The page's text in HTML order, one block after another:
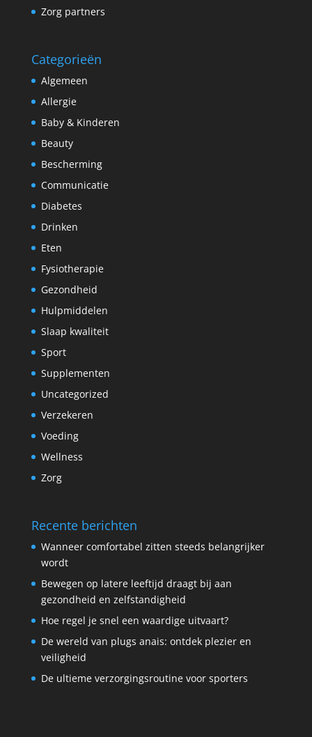
Zorg partners
Categorieën
Algemeen
Allergie
Baby & Kinderen
Beauty
Bescherming
Communicatie
Diabetes
Drinken
Eten
Fysiotherapie
Gezondheid
Hulpmiddelen
Slaap kwaliteit
Sport
Supplementen
Uncategorized
Verzekeren
Voeding
Wellness
Zorg
Recente berichten
Wanneer comfortabel zitten steeds belangrijker
wordt
Bewegen op latere leeftijd draagt bij aan
gezondheid en zelfstandigheid
Hoe regel je snel een waardige uitvaart?
De wereld van plugs anais: ontdek plezier en
veiligheid
De ultieme verzorgingsroutine voor sporters